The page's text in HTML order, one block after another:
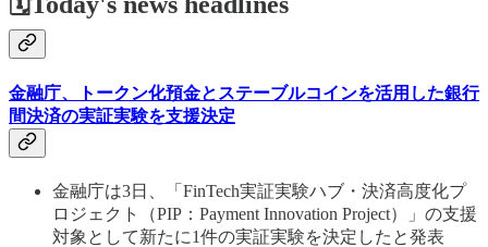
金融庁、トークン化預金とステーブルコインを活用した銀行
間決済の実証実験を支援決定
金融庁は3日、「FinTech実証実験ハブ・決済高度化プ
ロジェクト（PIP：Payment Innovation Project）」の支援
対象として新たに1件の実証実験を決定したと発表